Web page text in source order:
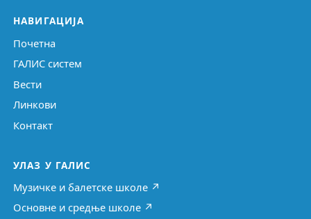
НАВИГАЦИЈА
Почетна
ГАЛИС систем
Вести
Линкови
Контакт
УЛАЗ У ГАЛИС
Музичке и балетске школе ↗
Основне и средње школе ↗